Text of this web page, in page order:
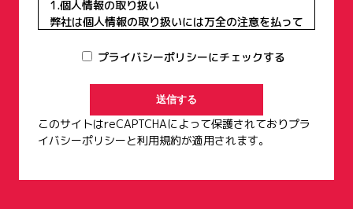
1.個人情報の取り扱い
弊社は個人情報の取り扱いには万全の注意を払って
ことは一切致しません。
2.個人情報の利用目的
お客様から集めた個人情報は、次項記載の利用目的
の他、以下の目的で利用します。
【現場見学会・住宅展示場等契約前の営業段階で取
プライバシーポリシーにチェックする
このサイトはreCAPTCHAによって保護されておりプラ
イバシーポリシーと利用規約が適用されます。